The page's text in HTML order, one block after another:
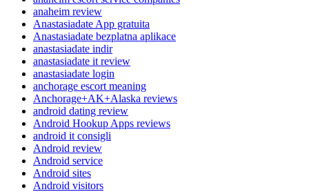
anaheim review
Anastasiadate App gratuita
Anastasiadate bezplatna aplikace
anastasiadate indir
anastasiadate it review
anastasiadate login
anchorage escort meaning
Anchorage+AK+Alaska reviews
android dating review
Android Hookup Apps reviews
android it consigli
Android review
Android service
Android sites
Android visitors